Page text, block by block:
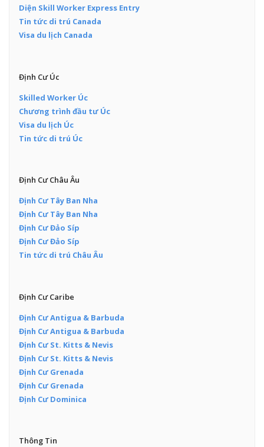
Diện Skill Worker Express Entry
Tin tức di trú Canada
Visa du lịch Canada
Định Cư Úc
Skilled Worker Úc
Chương trình đầu tư Úc
Visa du lịch Úc
Tin tức di trú Úc
Định Cư Châu Âu
Định Cư Tây Ban Nha
Định Cư Tây Ban Nha
Định Cư Đảo Síp
Định Cư Đảo Síp
Tin tức di trú Châu Âu
Định Cư Caribe
Định Cư Antigua & Barbuda
Định Cư Antigua & Barbuda
Định Cư St. Kitts & Nevis
Định Cư St. Kitts & Nevis
Định Cư Grenada
Định Cư Grenada
Định Cư Dominica
Thông Tin